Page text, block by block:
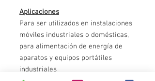
Aplicaciones
Para ser utilizados en instalaciones
móviles industriales o domésticas,
para alimentación de energía de
aparatos y equipos portátiles
industriales